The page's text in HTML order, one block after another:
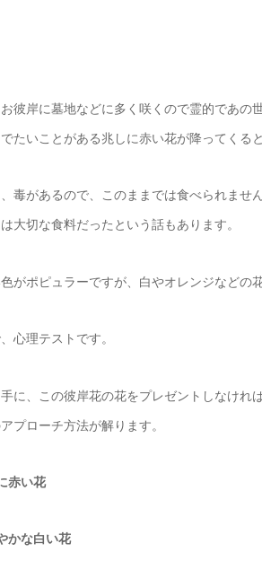
彼岸に墓地などに多く咲くので霊的であ
たいことがある兆しに赤い花が降ってくる
毒があるので、このままでは食べられませ
大切な食料だったという話もあります。
がポピュラーですが、白やオレンジなどの
心理テストです。
に、この彼岸花の花をプレゼントしなけ
プローチ方法が解ります。
赤い花
な白い花